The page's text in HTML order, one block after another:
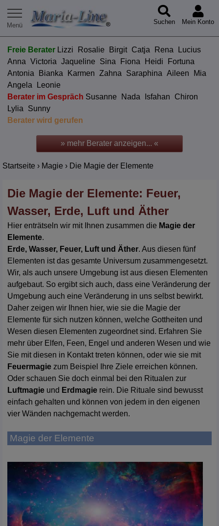
Suchen Mein Konto
Freie Berater Lizzi Rosalie Birgit Catja Rena
Lucius
Anna Victoria Jaqueline Sina Fiona Heidi
Fortuna
Antonia
Bianka Karmen Zahna Saraphina Aileen
Mia
Angela
Leonie
Berater im Gespräch Susanne Nada Isfahan
Chiron
Lylia
Sunny
Berater wird gerufen
» mehr Berater anzeigen... «
Startseite › Magie › Die Magie der Elemente
Die Magie der Elemente: Feuer,
Wasser, Erde, Luft und Äther
Hier enträtseln wir mit Ihnen zusammen die Magie der
Elemente.
Erde, Wasser, Feuer, Luft und Äther. Aus diesen fünf
Elementen ist das gesamte Universum zusammengesetzt.
Wir, als auch unsere Umgebung ist aus diesen Elementen
aufgebaut. So ergibt sich auch, dass eine Veränderung der
Umgebung auch eine Veränderung in uns selbst bewirkt.
Daher zeigen wir Ihnen hier, wie sie die Magie der
Elemente für sich nutzen können, welche Gottheiten und
Wesen diesen Elementen zugeordnet sind. Erfahren Sie
mehr über Elfen, Feen, Engel und anderen Wesen und wie
Sie mit diesen in Kontakt treten können, oder wie sie mit
Feuermagie zum Beispiel Ihre Ziele erreichen können.
Oder schauen Sie doch einmal bei den Ritualen zur
Luftmagie und Erdmagie rein. Die Rituale sind bewusst
einfach gehalten und können von jedem in den eigenen
vier Wänden nachgemacht werden.
Magie der Elemente